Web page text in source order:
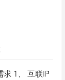
求 1、 互联IP